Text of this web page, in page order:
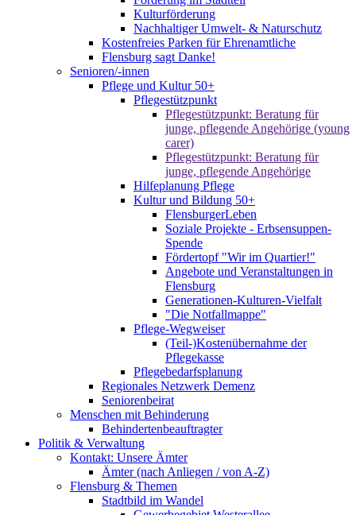
Kulturförderung
Nachhaltiger Umwelt- & Naturschutz
Kostenfreies Parken für Ehrenamtliche
Flensburg sagt Danke!
Senioren/-innen
Pflege und Kultur 50+
Pflegestützpunkt
Pflegestützpunkt: Beratung für
junge, pflegende Angehörige (young
carer)
Pflegestützpunkt: Beratung für
junge, pflegende Angehörige
Hilfeplanung Pflege
Kultur und Bildung 50+
FlensburgerLeben
Soziale Projekte - Erbsensuppen-
Spende
Fördertopf "Wir im Quartier!"
Angebote und Veranstaltungen in
Flensburg
Generationen-Kulturen-Vielfalt
"Die Notfallmappe"
Pflege-Wegweiser
(Teil-)Kostenübernahme der
Pflegekasse
Pflegebedarfsplanung
Regionales Netzwerk Demenz
Seniorenbeirat
Menschen mit Behinderung
Behindertenbeauftragter
Politik & Verwaltung
Kontakt: Unsere Ämter
Ämter (nach Anliegen / von A-Z)
Flensburg & Themen
Stadtbild im Wandel